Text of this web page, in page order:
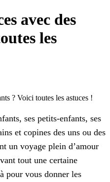
avec des
les
ses petits-enfants, ses
et copines des uns ou des
un voyage plein d’amour
tout une certaine
pour vous donner les